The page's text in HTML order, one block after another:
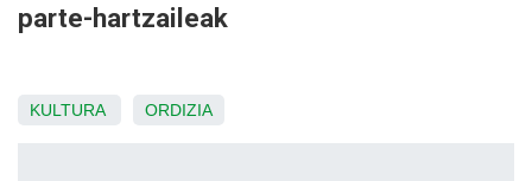
parte-hartzaileak
KULTURA ORDIZIA